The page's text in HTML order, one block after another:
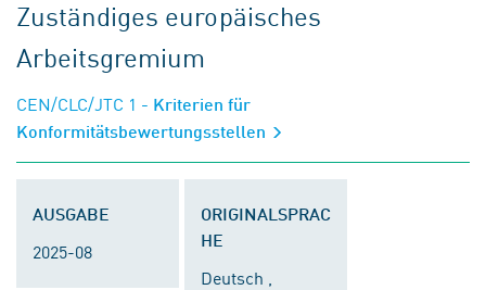
Zuständiges europäisches
Arbeitsgremium
CEN/CLC/JTC 1 - Kriterien für
Konformitätsbewertungsstellen
AUSGABE
2025-08
ORIGINALSPRAC
HE
Deutsch ,